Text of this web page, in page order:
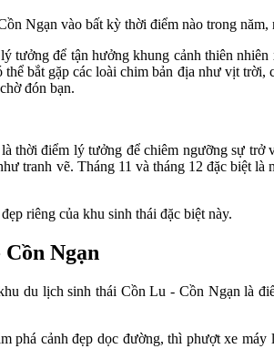
Ngạn vào bất kỳ thời điểm nào trong
tưởng để tận hưởng khung cảnh thiên
bắt gặp các loài chim bản địa như vịt
đón bạn.
thời điểm lý tưởng để chiêm ngưỡng sự trở
tranh vẽ. Tháng 11 và tháng 12 đặc biệt
riêng của khu sinh thái đặc biệt này.
Ngạn
du lịch sinh thái Cồn Lu - Cồn Ngạn là
phá cảnh đẹp dọc đường, thì phượt xe